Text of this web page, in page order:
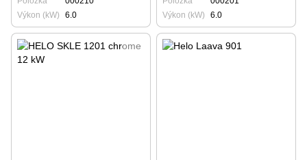
Výkon (kW)
6.0
Výkon (kW)
6.0